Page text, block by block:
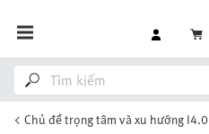
Chủ đề trọng tâm và xu hướng I4.0